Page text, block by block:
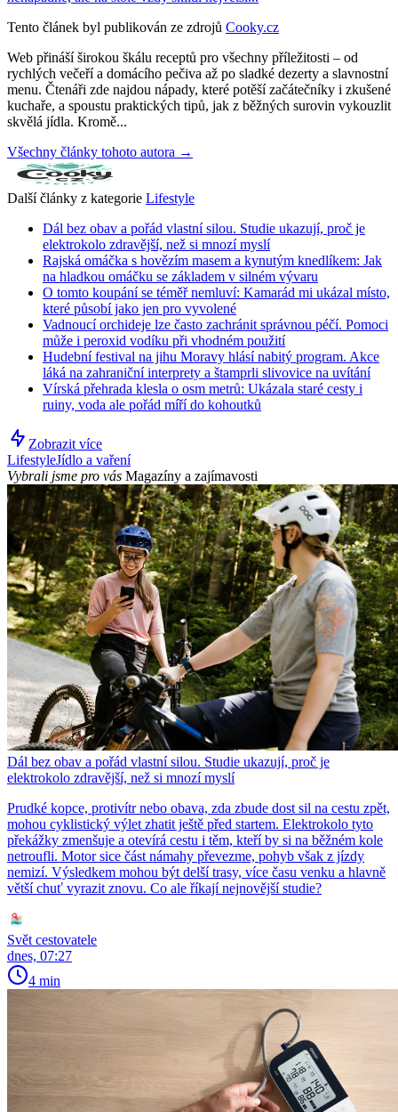
Tento článek byl publikován ze zdrojů Cooky.cz
Web přináší širokou škálu receptů pro všechny příležitosti – od
rychlých večeří a domácího pečiva až po sladké dezerty a slavnostní
menu. Čtenáři zde najdou nápady, které potěší začátečníky i zkušené
kuchaře, a spoustu praktických tipů, jak z běžných surovin vykouzlit
skvělá jídla. Kromě...
Všechny články tohoto autora →
Další články z kategorie Lifestyle
Dál bez obav a pořád vlastní silou. Studie ukazují, proč je
elektrokolo zdravější, než si mnozí myslí
Rajská omáčka s hovězím masem a kynutým knedlíkem: Jak
na hladkou omáčku se základem v silném vývaru
O tomto koupání se téměř nemluví: Kamarád mi ukázal místo,
které působí jako jen pro vyvolené
Vadnoucí orchideje lze často zachránit správnou péčí. Pomoci
může i peroxid vodíku při vhodném použití
Hudební festival na jihu Moravy hlásí nabitý program. Akce
láká na zahraniční interprety a štamprli slivovice na uvítání
Vírská přehrada klesla o osm metrů: Ukázala staré cesty i
ruiny, voda ale pořád míří do kohoutků
Zobrazit více
LifestyleJídlo a vaření
Vybrali jsme pro vás Magazíny a zajímavosti
Dál bez obav a pořád vlastní silou. Studie ukazují, proč je
elektrokolo zdravější, než si mnozí myslí
Prudké kopce, protivítr nebo obava, zda zbude dost sil na cestu zpět,
mohou cyklistický výlet zhatit ještě před startem. Elektrokolo tyto
překážky zmenšuje a otevírá cestu i těm, kteří by si na běžném kole
netroufli. Motor sice část námahy převezme, pohyb však z jízdy
nemizí. Výsledkem mohou být delší trasy, více času venku a hlavně
větší chuť vyrazit znovu. Co ale říkají nejnovější studie?
Svět cestovatele
dnes, 07:27
4 min